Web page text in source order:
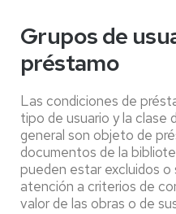
Grupos de
préstamo
Las condiciones de
tipo de usuario y la clase
general son objeto de
documentos de la
pueden estar excluidos
atención a criterios de
valor de las obras o de